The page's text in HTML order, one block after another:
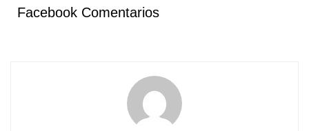
Facebook Comentarios